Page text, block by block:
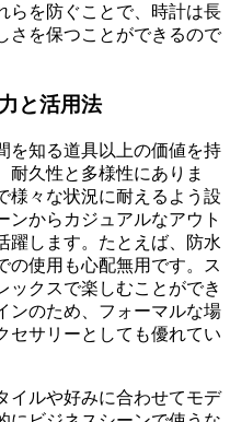
らを防ぐことで、時計は長
さを保つことができるので
と活用法
を知る道具以上の価値を持
耐久性と多様性にありま
様々な状況に耐えるよう設
ンからカジュアルなアウト
躍します。たとえば、防水
の使用も心配無用です。ス
ックスで楽しむことができ
ンのため、フォーマルな場
セサリーとしても優れてい
イルや好みに合わせてモデ